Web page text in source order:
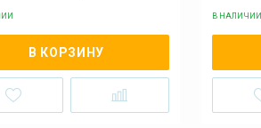
В КОРЗИНУ
В НАЛИЧИИ